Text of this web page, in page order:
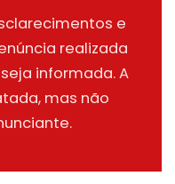
e
realizada
informada. A
mas não